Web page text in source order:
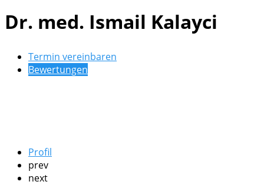
Dr. med. Ismail Kalayci
Termin vereinbaren
Bewertungen
Profil
prev
next